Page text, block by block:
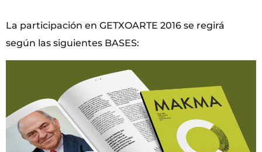
La participación en GETXOARTE 2016 se regirá
según las siguientes BASES: